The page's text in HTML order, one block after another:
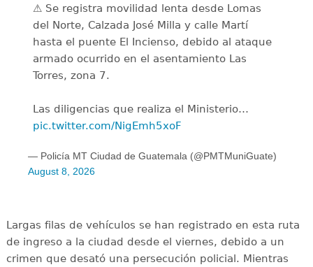
⚠️ Se registra movilidad lenta desde Lomas
del Norte, Calzada José Milla y calle Martí
hasta el puente El Incienso, debido al ataque
armado ocurrido en el asentamiento Las
Torres, zona 7.
Las diligencias que realiza el Ministerio…
pic.twitter.com/NigEmh5xoF
— Policía MT Ciudad de Guatemala (@PMTMuniGuate)
August 8, 2026
Largas filas de vehículos se han registrado en esta ruta
de ingreso a la ciudad desde el viernes, debido a un
crimen que desató una persecución policial. Mientras